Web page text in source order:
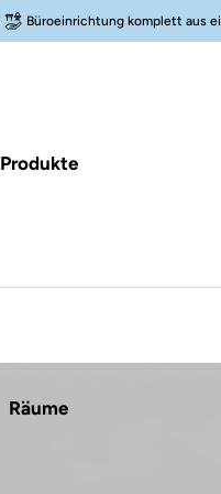
Büroeinrichtung komplett aus
Produkte
Räume